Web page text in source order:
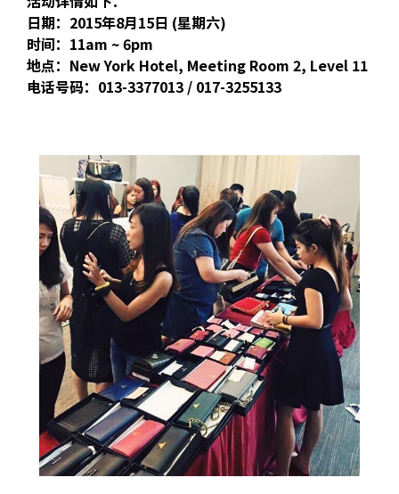
日期：2015年8月15日 (星期六)
时间：11am ~ 6pm
地点：New York Hotel, Meeting Room 2, Level 11
电话号码：013-3377013 / 017-3255133